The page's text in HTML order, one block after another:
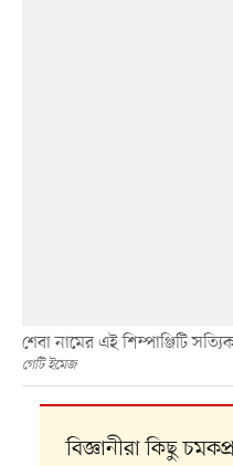
শেবা নামের এই শিম্পাঞ্জিটি
গেটি ইমেজ
বিজ্ঞানীরা কিছু